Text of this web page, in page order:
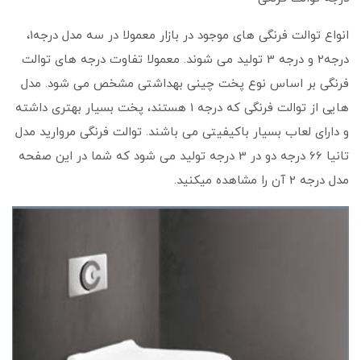
انواع توالت فرنگی های موجود در بازار معمولا در سه مدل درجه1،
درجه2 و درجه 3 تولید می شوند. معمولا تفاوت درجه های توالت
فرنگی بر اساس نوع پخت چینی بهداشتی مشخص می شود. مدل
هایی از توالت فرنگی که درجه 1 هستند، پخت بسیار بهتری داشته
و دارای لعاب بسیار باکیفیتی می باشند. توالت فرنگی مروارید مدل
تانیا 66 درجه دو در 3 درجه تولید می شود که شما در این صفحه
مدل درجه 2 آن را مشاهده میکنید.